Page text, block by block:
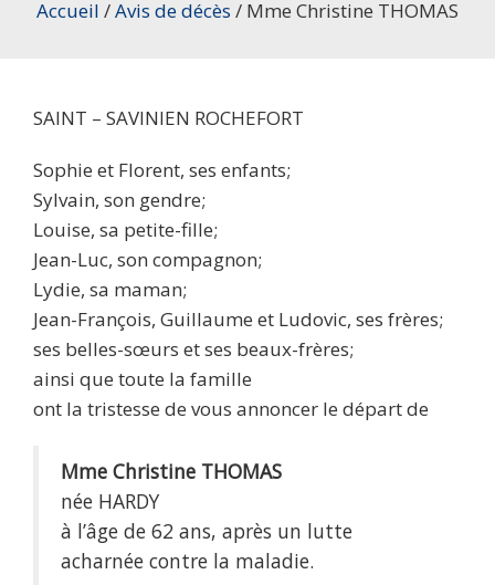
Accueil /Avis de décès / Mme Christine THOMAS
SAINT – SAVINIEN ROCHEFORT
Sophie et Florent, ses enfants;
Sylvain, son gendre;
Louise, sa petite-fille;
Jean-Luc, son compagnon;
Lydie, sa maman;
Jean-François, Guillaume et Ludovic, ses frères;
ses belles-sœurs et ses beaux-frères;
ainsi que toute la famille
ont la tristesse de vous annoncer le départ de
Mme Christine THOMAS
née HARDY
à l’âge de 62 ans, après un lutte
acharnée contre la maladie.